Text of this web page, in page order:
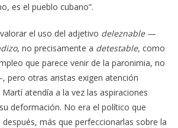
es el pueblo cubano”.
el uso del adjetivo deleznable—
, no precisamente a detestable, como
que parece venir de la paronimia, no
pero otras aristas exigen atención
atendía a la vez las aspiraciones
deformación. No era el político que
más que perfeccionarlas sobre la